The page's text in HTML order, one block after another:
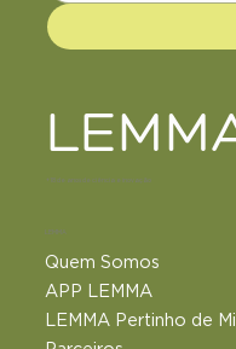
+18 de anos de ciência e inovação
LEMMA
Quem Somos
APP LEMMA
LEMMA Pertinho de